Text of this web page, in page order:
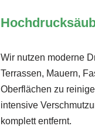
Wir nutzen moderne
Terrassen, Mauern,
Oberflächen zu
intensive
komplett entfernt.